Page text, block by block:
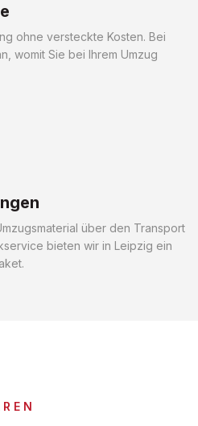
ohne versteckte Kosten. Bei
womit Sie bei Ihrem Umzug
über den Transport
bieten wir in Leipzig ein